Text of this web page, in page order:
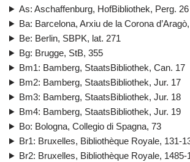
As: Aschaffenburg, HofBibliothek, Perg. 26
Ba: Barcelona, Arxiu de la Corona
Be: Berlin, SBPK, lat. 271
Bg: Brugge, StB, 355
Bm1: Bamberg, StaatsBibliothek, Can. 17
Bm2: Bamberg, StaatsBibliothek, Jur. 17
Bm3: Bamberg, StaatsBibliothek, Jur. 18
Bm4: Bamberg, StaatsBibliothek, Jur. 19
Bo: Bologna, Collegio di Spagna, 73
Br1: Bruxelles, Bibliothèque Royale, 131-
Br2: Bruxelles, Bibliothèque Royale, 1485-